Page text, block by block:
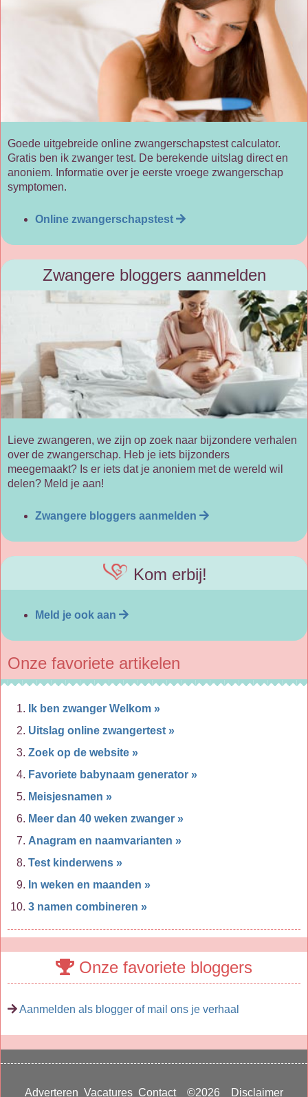
Goede uitgebreide online zwangerschapstest calculator.
Gratis ben ik zwanger test. De berekende uitslag direct en
anoniem. Informatie over je eerste vroege zwangerschap
symptomen.
Online zwangerschapstest
Zwangere bloggers aanmelden
Lieve zwangeren, we zijn op zoek naar bijzondere verhalen
over de zwangerschap. Heb je iets bijzonders
meegemaakt? Is er iets dat je anoniem met de wereld wil
delen? Meld je aan!
Zwangere bloggers aanmelden
Kom erbij!
Meld je ook aan
Onze favoriete artikelen
Ik ben zwanger Welkom »
Uitslag online zwangertest »
Zoek op de website »
Favoriete babynaam generator »
Meisjesnamen »
Meer dan 40 weken zwanger »
Anagram en naamvarianten »
Test kinderwens »
In weken en maanden »
3 namen combineren »
Onze favoriete bloggers
Aanmelden als blogger of mail ons je verhaal
Adverteren Vacatures Contact ©2026 Disclaimer